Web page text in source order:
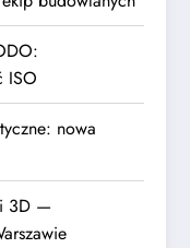
ISO
nowa
3D —